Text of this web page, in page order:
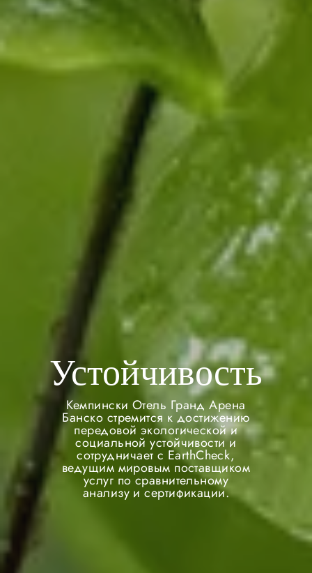
Устойчивость
Кемпински Отель Гранд Арена
Банско стремится к достижению
передовой экологической и
социальной устойчивости и
сотрудничает с EarthCheck,
ведущим мировым поставщиком
услуг по сравнительному
анализу и сертификации.